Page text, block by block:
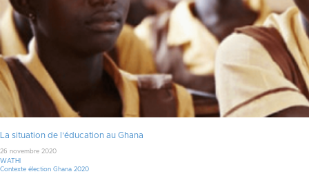
La situation de l’éducation au Ghana
26 novembre 2020
WATHI
Contexte élection Ghana 2020